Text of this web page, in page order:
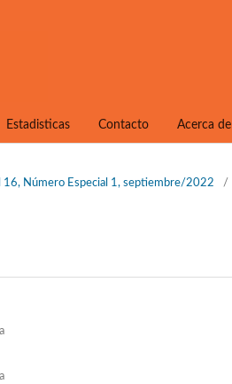
Estadisticas Contacto Acerca de
16, Número Especial 1, septiembre/2022 /